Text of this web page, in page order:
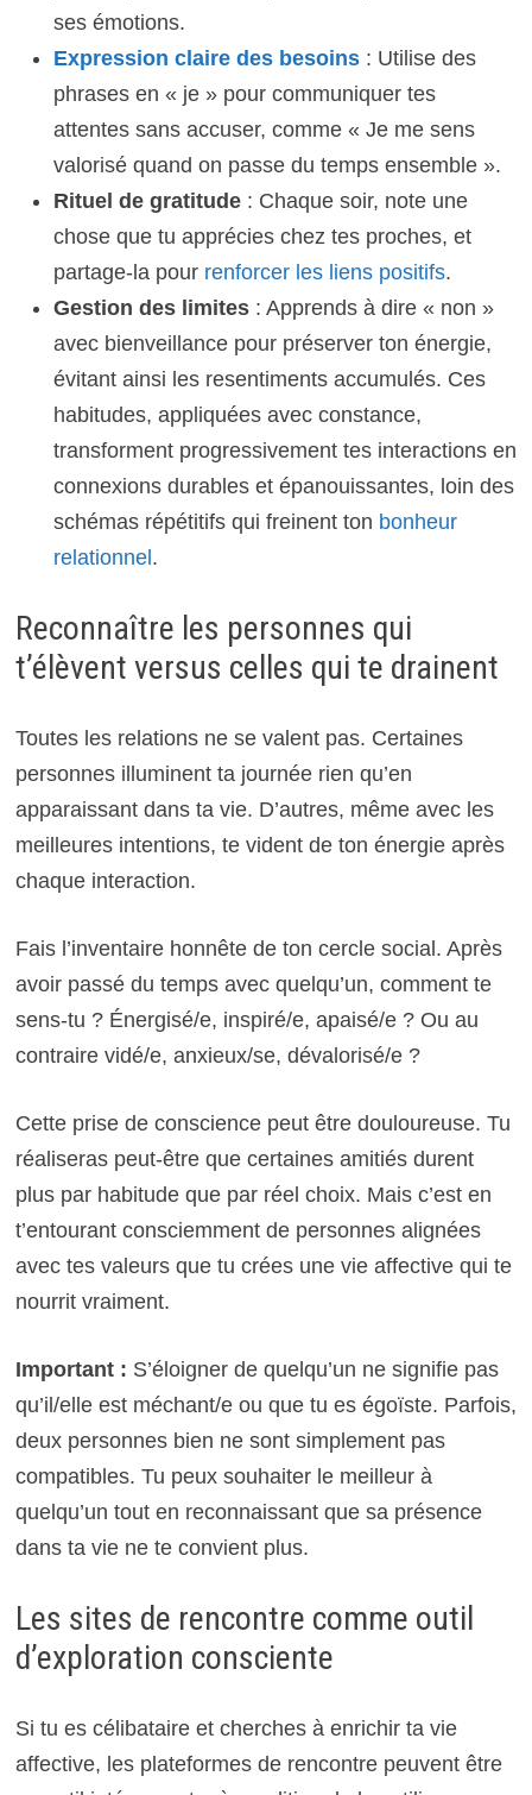
ses émotions.
Expression claire des besoins: Utilise des
phrases en « je » pour communiquer tes
attentes sans accuser, comme « Je me sens
valorisé quand on passe du temps ensemble ».
Rituel de gratitude: Chaque soir, note une
chose que tu apprécies chez tes proches, et
partage-la pour renforcer les liens positifs.
Gestion des limites: Apprends à dire « non »
avec bienveillance pour préserver ton énergie,
évitant ainsi les resentiments accumulés. Ces
habitudes, appliquées avec constance,
transforment progressivement tes interactions en
connexions durables et épanouissantes, loin des
schémas répétitifs qui freinent ton bonheur
relationnel.
Reconnaître les personnes qui
t’élèvent versus celles qui te drainent
Toutes les relations ne se valent pas. Certaines
personnes illuminent ta journée rien qu’en
apparaissant dans ta vie. D’autres, même avec les
meilleures intentions, te vident de ton énergie après
chaque interaction.
Fais l’inventaire honnête de ton cercle social. Après
avoir passé du temps avec quelqu’un, comment te
sens-tu ? Énergisé/e, inspiré/e, apaisé/e ? Ou au
contraire vidé/e, anxieux/se, dévalorisé/e ?
Cette prise de conscience peut être douloureuse. Tu
réaliseras peut-être que certaines amitiés durent
plus par habitude que par réel choix. Mais c’est en
t’entourant consciemment de personnes alignées
avec tes valeurs que tu crées une vie affective qui te
nourrit vraiment.
Important : S’éloigner de quelqu’un ne signifie pas
qu’il/elle est méchant/e ou que tu es égoïste. Parfois,
deux personnes bien ne sont simplement pas
compatibles. Tu peux souhaiter le meilleur à
quelqu’un tout en reconnaissant que sa présence
dans ta vie ne te convient plus.
Les sites de rencontre comme outil
d’exploration consciente
Si tu es célibataire et cherches à enrichir ta vie
affective, les plateformes de rencontre peuvent être